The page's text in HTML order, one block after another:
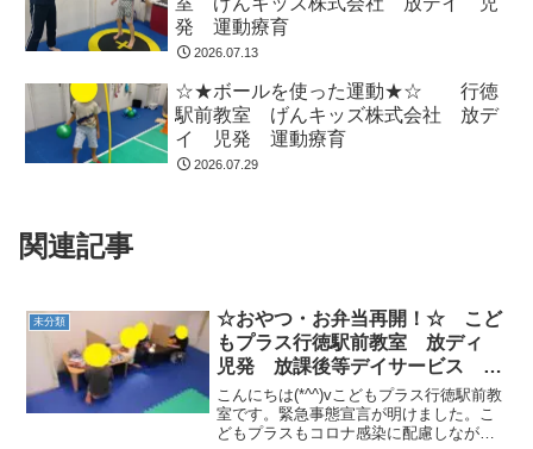
発 運動療育
2026.07.13
☆★ボールを使った運動★☆ 行徳
駅前教室 げんキッズ株式会社 放デ
イ 児発 運動療育
2026.07.29
関連記事
未分類
☆おやつ・お弁当再開！☆ こど
もプラス行徳駅前教室 放ディ
児発 放課後等デイサービス 児
童発達支援事業 無料送迎 発
達障害 運動療育 行徳 行徳駅
前 南行徳 妙典 市川市
こんにちは(*^^)vこどもプラス行徳駅前教
室です。緊急事態宣言が明けました。こ
どもプラスもコロナ感染に配慮しなが